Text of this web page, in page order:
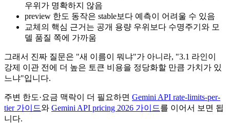
우위가 명확하지 않음
preview 한도 동작은 stable보다 예측이 어려울 수 있음
교체의 핵심 근거는 공개 용량 우위보다 수명주기와 모
델 품질 쪽에 가까움
그래서 진짜 질문은 "새 이름이 뭐냐"가 아니라, "3.1 라인이
강제 이관 전에 더 높은 토큰 비용을 정당화할 만큼 가치가 있
느냐"입니다.
주변 한도·요금 맥락이 더 필요하면 Gemini API rate-limits-per-
tier 가이드와 Gemini API pricing 2026 가이드를 이어서 보면 됩
니다.